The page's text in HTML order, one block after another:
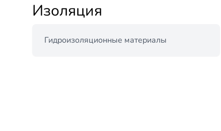
Изоляция
Гидроизоляционные материалы